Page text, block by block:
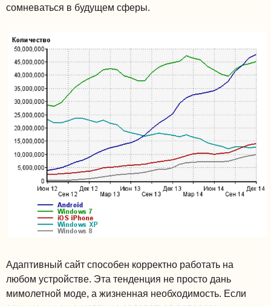
сомневаться в будущем сферы.
Адаптивный сайт способен корректно работать на
любом устройстве. Эта тенденция не просто дань
мимолетной моде, а жизненная необходимость. Если